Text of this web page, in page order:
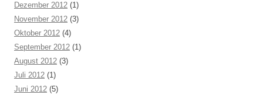
Dezember 2012 (1)
November 2012 (3)
Oktober 2012 (4)
September 2012 (1)
August 2012 (3)
Juli 2012 (1)
Juni 2012 (5)